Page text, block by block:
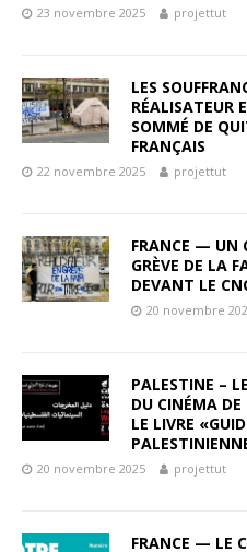
23 novembre 2025 projettut
LES
RÉALISATEUR
SOMMÉ DE
FRANÇAIS
22 novembre 2025 projettut
FRANCE — UN
GRÈVE DE LA
DEVANT LE
20 novembre
PALESTINE –
DU CINÉMA
LE LIVRE
20 novembre 2025 projettut
FRANCE — LE